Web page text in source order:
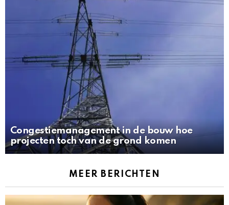
Congestiemanagement in de bouw hoe
projecten toch van de grond komen
MEER BERICHTEN